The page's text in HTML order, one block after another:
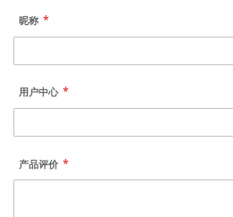
昵称
用户中心
产品评价